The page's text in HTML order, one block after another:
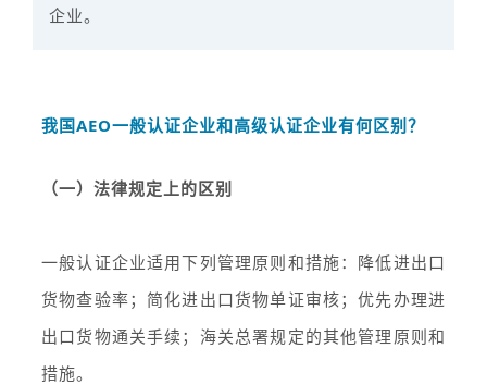
企业。
我国AEO一般认证企业和高级认证企业有何区别？
（一）法律规定上的区别
一般认证企业适用下列管理原则和措施：降低进出口
货物查验率；简化进出口货物单证审核；优先办理进
出口货物通关手续；海关总署规定的其他管理原则和
措施。